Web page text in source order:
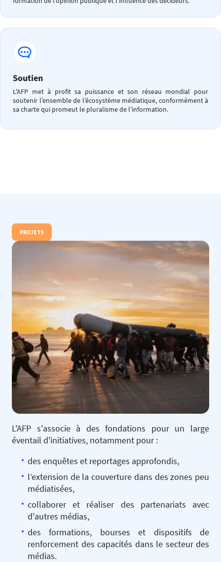
Soutien
L'AFP met à profit sa puissance et son réseau mondial pour
soutenir l’ensemble de l’écosystème médiatique, conformément à
sa charte qui promeut le pluralisme de l’information.
PROJETS
L'AFP s'associe à des fondations pour un large
éventail d'initiatives, notamment pour :
des enquêtes et reportages approfondis,
l’extension de la couverture dans des zones peu
médiatisées,
collaborer et réaliser des partenariats avec
d'autres médias,
des formations, bourses et dispositifs de
renforcement des capacités dans le secteur des
médias.